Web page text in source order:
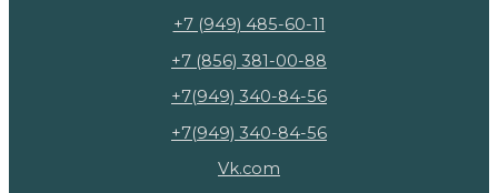
+7 (949) 485-60-11
+7 (856) 381-00-88
+7(949) 340-84-56
+7(949) 340-84-56
Vk.com